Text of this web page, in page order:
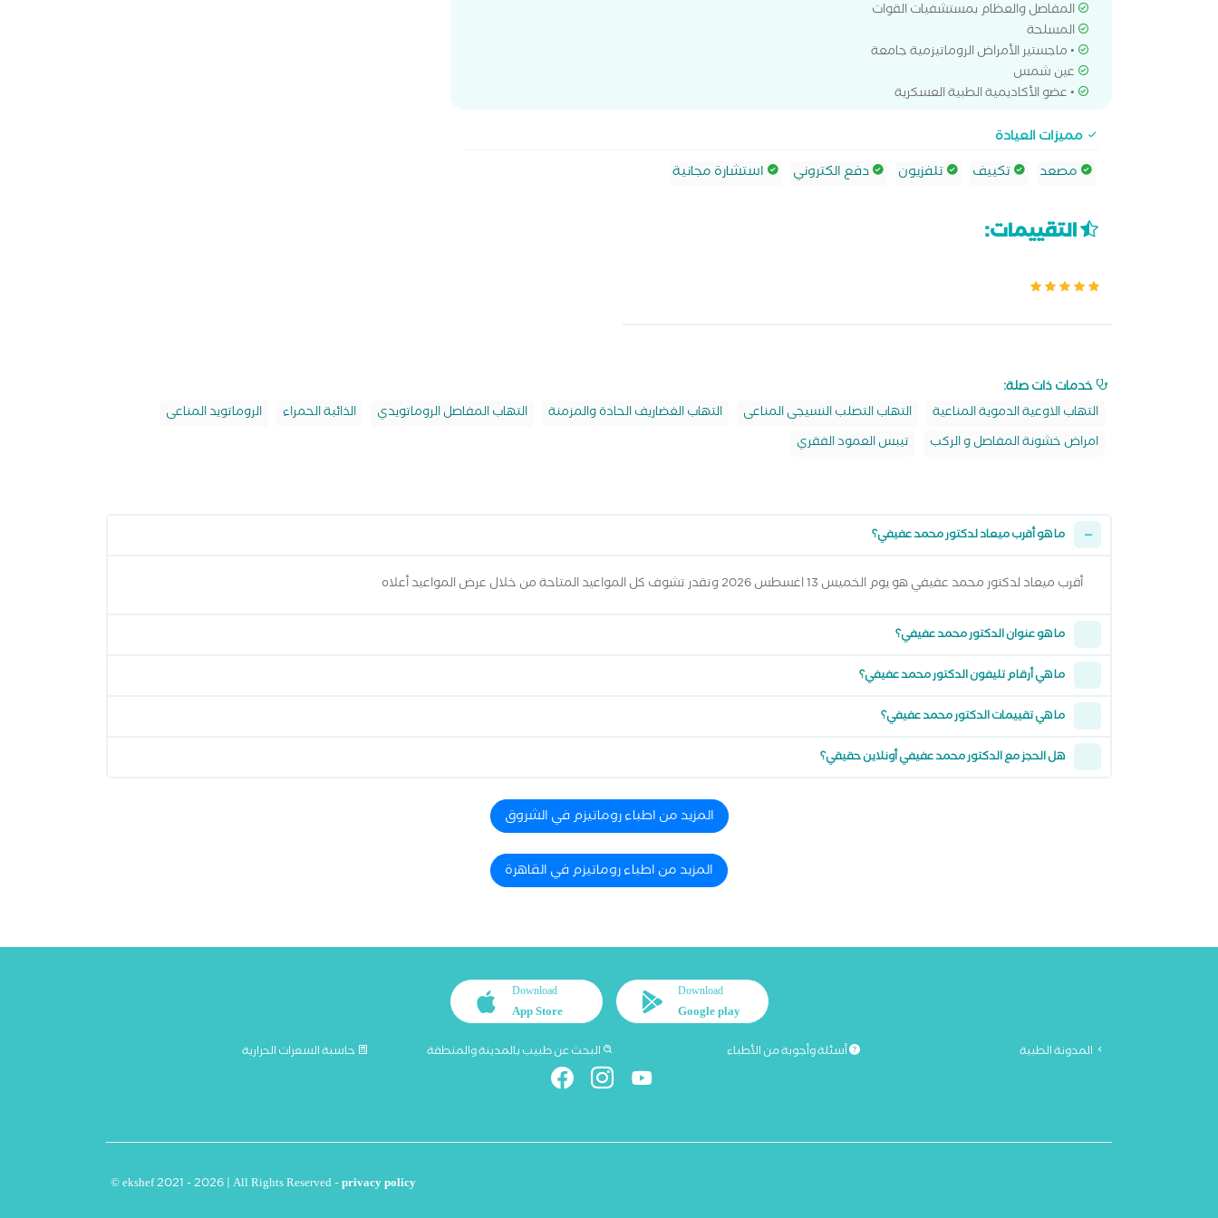
المفاصل والعظام بمستشفيات القوات
المسلحة
• ماجستير الأمراض الروماتيزمية جامعة
عين شمس
• عضو الأكاديمية الطبية العسكرية
مميزات العيادة
مصعد
تكييف تلفزيون دفع الكتروني استشارة مجانية
التقييمات:
خدمات ذات صلة:
التهاب الاوعية الدموية المناعية
التهاب التصلب النسيجى المناعى التهاب الغضاريف الحادة والمزمنة التهاب المفاصل الروماتويدي الذائبة الحمراء
الروماتويد المناعى
امراض خشونة المفاصل و الركب
تيبس العمود الفقري
ما هو أقرب ميعاد لدكتور محمد عفيفي؟
أقرب ميعاد لدكتور محمد عفيفي هو يوم الخميس 13 اغسطس 2026 وتقدر تشوف كل المواعيد المتاحة من خلال عرض المواعيد أعلاه
ما هو عنوان الدكتور محمد عفيفي؟
ما هي أرقام تليفون الدكتور محمد عفيفي؟
ما هي تقييمات الدكتور محمد عفيفي؟
هل الحجز مع الدكتور محمد عفيفي أونلاين حقيقي؟
المزيد من اطباء روماتيزم في الشروق
المزيد من اطباء روماتيزم في القاهرة
Download
Google play
Download
App Store
المدونة الطبية أسئلة وأجوبة من الأطباء البحث عن طبيب بالمدينة والمنطقة حاسبة السعرات الحرارية
© ekshef 2021 - 2026 | All Rights Reserved -privacy policy